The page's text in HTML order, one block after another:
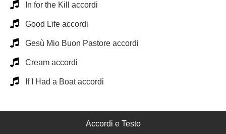
In for the Kill accordi
Good Life accordi
Gesù Mio Buon Pastore accordi
Cream accordi
If I Had a Boat accordi
Accordi e Testo